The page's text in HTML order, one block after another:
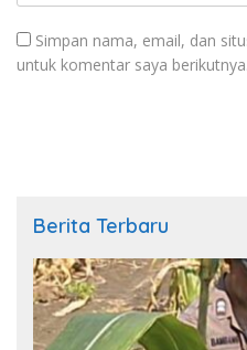
Simpan nama, email, dan
untuk komentar saya berikutnya.
Berita Terbaru